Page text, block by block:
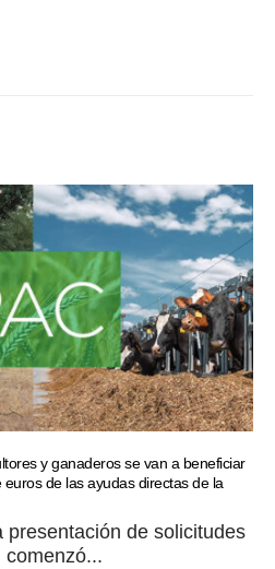
y ganaderos se van a beneficiar
de las ayudas directas de la
presentación de solicitudes
comenzó...